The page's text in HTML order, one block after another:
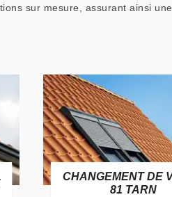
sur mesure, assurant ainsi
CHANGEMENT DE
81 TARN